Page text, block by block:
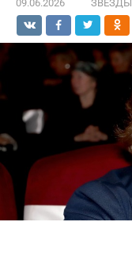
09.06.2026
ЗВЕЗДЫ